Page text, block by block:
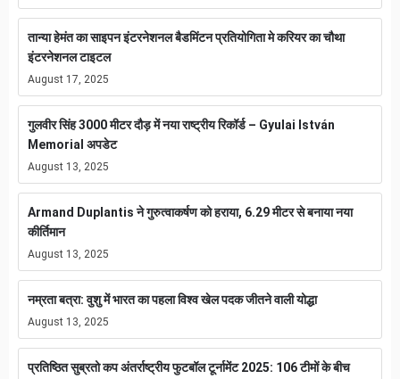
तान्या हेमंत का साइपन इंटरनेशनल बैडमिंटन प्रतियोगिता मे करियर का चौथा
इंटरनेशनल टाइटल
August 17, 2025
गुलवीर सिंह 3000 मीटर दौड़ में नया राष्ट्रीय रिकॉर्ड – Gyulai István
Memorial अपडेट
August 13, 2025
Armand Duplantis ने गुरुत्वाकर्षण को हराया, 6.29 मीटर से बनाया नया
कीर्तिमान
August 13, 2025
नम्रता बत्रा: वुशु में भारत का पहला विश्व खेल पदक जीतने वाली योद्धा
August 13, 2025
प्रतिष्ठित सुब्रतो कप अंतर्राष्ट्रीय फुटबॉल टूर्नामेंट 2025: 106 टीमों के बीच